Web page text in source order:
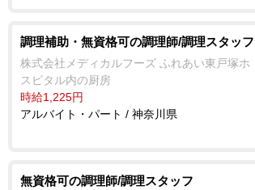
調理補助・無資格可の調理師/調理スタッフ
株式会社メディカルフーズ ふれあい東戸塚ホ
スピタル内の厨房
時給1,225円
アルバイト・パート / 神奈川県
無資格可の調理師/調理スタッフ